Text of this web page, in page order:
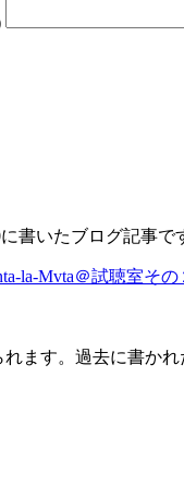
書いたブログ記事で
la-Mvta＠試聴室そ
れます。過去に書かれ